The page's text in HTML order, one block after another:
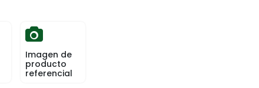
Imagen de
producto
referencial